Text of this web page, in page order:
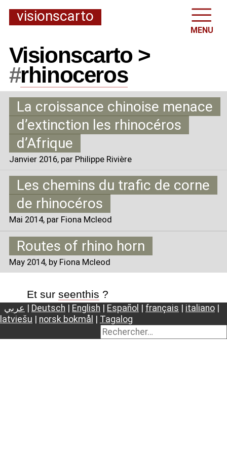
visionscarto
MENU
Visionscarto >
#rhinoceros
La croissance chinoise menace
d’extinction les rhinocéros
d’Afrique
Janvier 2016, par Philippe Rivière
Les chemins du trafic de corne
de rhinocéros
Mai 2014, par Fiona Mcleod
Routes of rhino horn
May 2014, by Fiona Mcleod
Et sur seenthis ?
عربي Deutsch English Español français italiano
latviešu
norsk bokmål Tagalog